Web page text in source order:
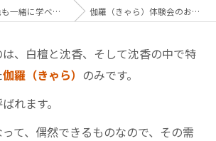
お香の講座なら色も一緒に学べる彩り香 伽羅（きゃら）体験会のお知らせ
は、白檀と沈香、そして沈香の中で特
伽羅（きゃら） のみです。
れます。
て、偶然できるものなので、その需